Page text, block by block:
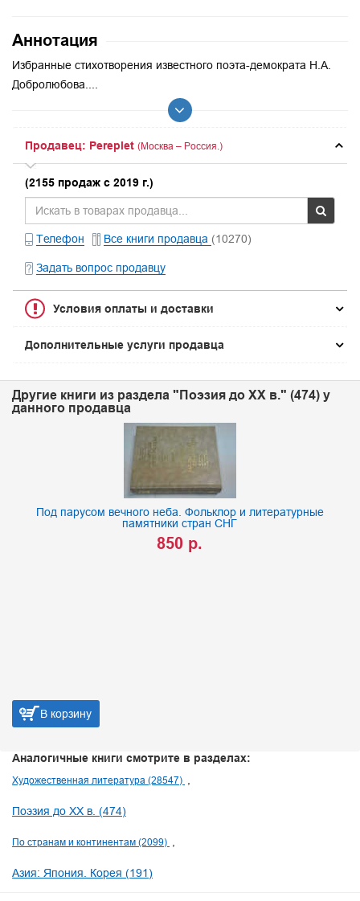
Аннотация
Избранные стихотворения известного поэта-демократа Н.А.
Добролюбова....
Продавец: Pereplet (Москва – Россия.)
(2155 продаж с 2019 г.)
Телефон Все книги продавца (10270)
Задать вопрос продавцу
Условия оплаты и доставки
Дополнительные услуги продавца
Другие книги из раздела "Поэзия до XX в." (474) у
данного продавца
Под парусом вечного неба. Фольклор и литературные
памятники стран СНГ
850 р.
В корзину
Аналогичные книги смотрите в разделах:
Художественная литература (28547)
Поэзия до XX в. (474)
По странам и континентам (2099)
Азия: Япония. Корея (191)